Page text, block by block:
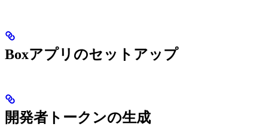
Boxアプリのセットアップ
開発者トークンの生成